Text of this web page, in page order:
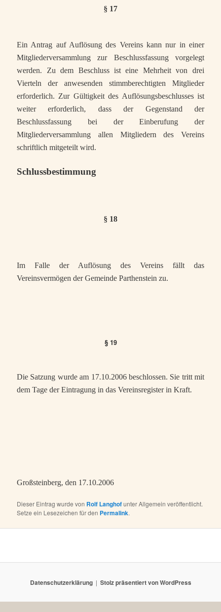
§ 17
Ein Antrag auf Auflösung des Vereins kann nur in einer
Mitgliederversammlung zur Beschlussfassung vorgelegt
werden. Zu dem Beschluss ist eine Mehrheit von drei
Vierteln der anwesenden stimmberechtigten Mitglieder
erforderlich. Zur Gültigkeit des Auflösungsbeschlusses ist
weiter erforderlich, dass der Gegenstand der
Beschlussfassung bei der Einberufung der
Mitgliederversammlung allen Mitgliedern des Vereins
schriftlich mitgeteilt wird.
Schlussbestimmung
§ 18
Im Falle der Auflösung des Vereins fällt das
Vereinsvermögen der Gemeinde Parthenstein zu.
§ 19
Die Satzung wurde am 17.10.2006 beschlossen. Sie tritt mit
dem Tage der Eintragung in das Vereinsregister in Kraft.
Großsteinberg, den 17.10.2006
Dieser Eintrag wurde von Rolf Langhofunter Allgemein veröffentlicht.
Setze ein Lesezeichen für den Permalink.
Datenschutzerklärung Stolz präsentiert von WordPress